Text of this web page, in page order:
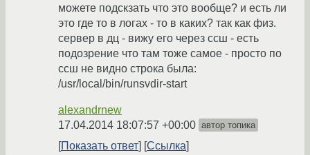
можете подскзать что это вообще? и есть ли
это где то в логах - то в каких? так как физ.
сервер в дц - вижу его через ссш - есть
подозрение что там тоже самое - просто по
ссш не видно строка была:
/usr/local/bin/runsvdir-start
alexandrnew
17.04.2014 18:07:57 +00:00 автор топика
Показать ответ Ссылка